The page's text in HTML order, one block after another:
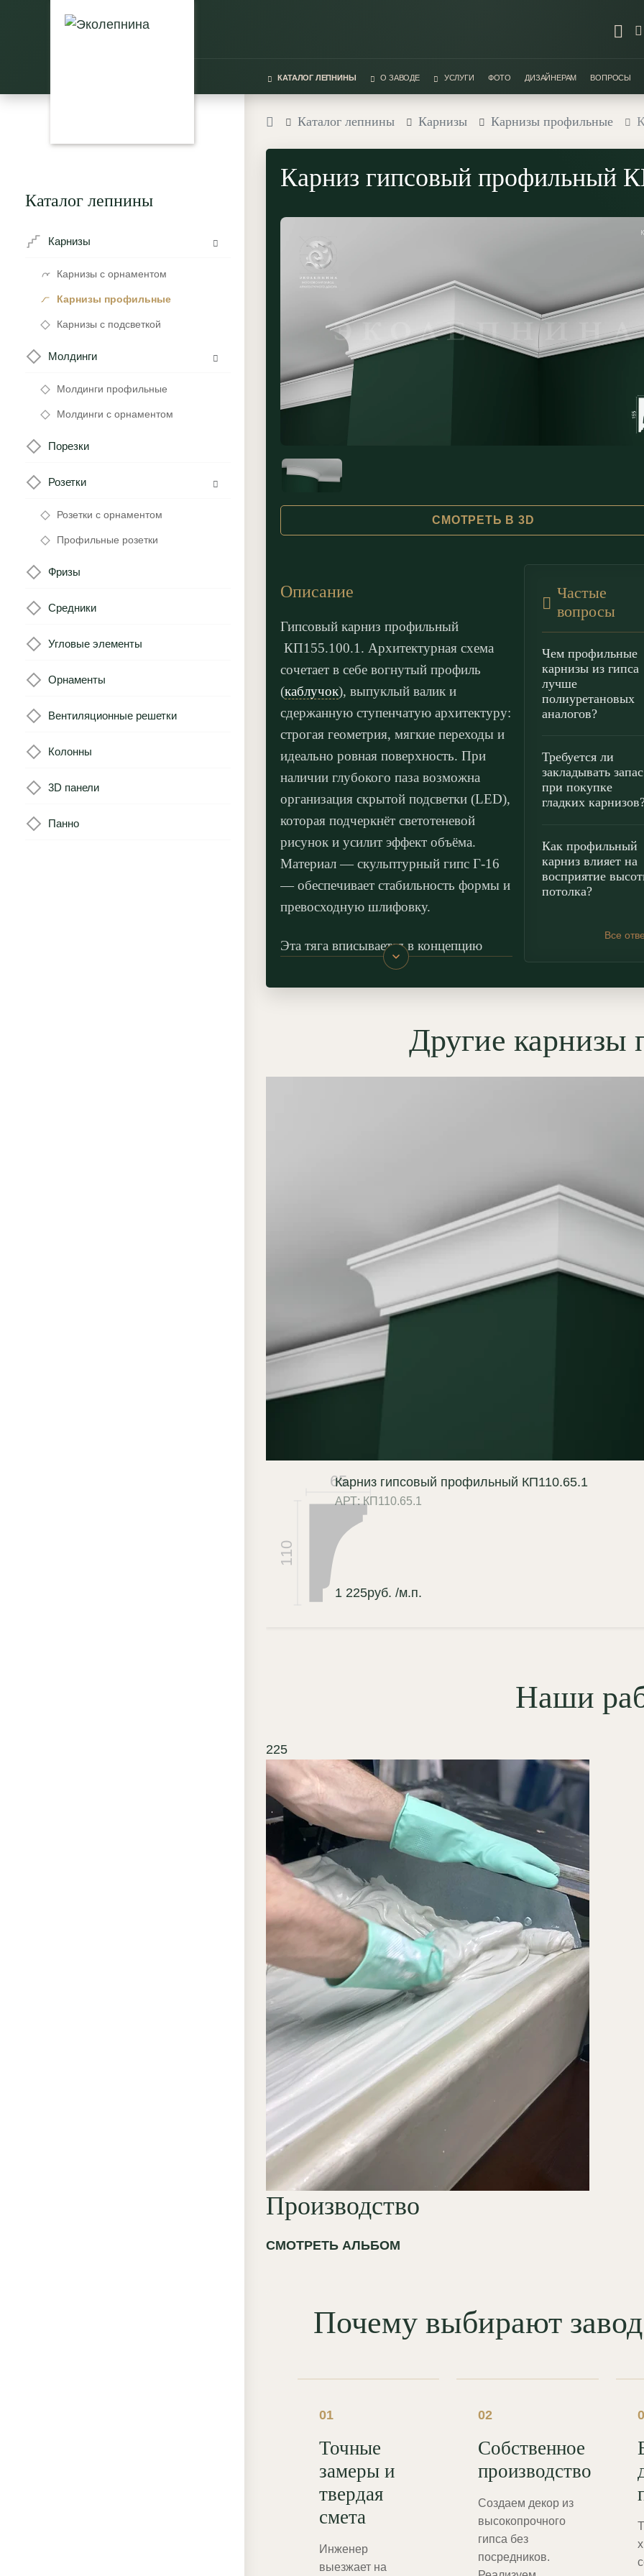
КАТАЛОГ ЛЕПНИНЫ О ЗАВОДЕ УСЛУГИ ФОТО ДИЗАЙНЕРАМ ВОПРОСЫ
Каталог лепнины
Карнизы
Карнизы с орнаментом
Карнизы профильные
Карнизы с подсветкой
Молдинги
Молдинги профильные
Молдинги с орнаментом
Порезки
Розетки
Розетки с орнаментом
Профильные розетки
Фризы
Средники
Угловые элементы
Орнаменты
Вентиляционные решетки
Колонны
3D панели
Панно
Каталог лепнины Карнизы Карнизы профильные
Карниз гипсовый профильный
СМОТРЕТЬ В 3D
Описание
Гипсовый карниз профильный
КП155.100.1. Архитектурная схема
сочетает в себе вогнутый профиль
(каблучок), выпуклый валик и
сдержанную ступенчатую архитектуру:
строгая геометрия, мягкие переходы и
идеально ровная поверхность. При
наличии глубокого паза возможна
организация скрытой подсветки (LED),
которая подчеркнёт светотеневой
рисунок и усилит эффект объёма.
Материал — скульптурный гипс Г-16
— обеспечивает стабильность формы и
превосходную шлифовку.
Эта тяга вписывается в концепцию
современной классики и подходит для
стилей:минимализм,хай-тек,лофт,
применяется для визуального
расширения пространства, визуального
увеличения высоты потолка,
«ЭКОЛЕПНИНА»
Идеальная гладкость:
безупречная поверхность без пор и
каверн благодаря гипсу Г-16;
Долговечность:
стыках (в отличие от полиуретана),
сохраняя геометрию
Экологичность:100% природный
негорючий материал (КМ0);
Универсальность:
окрашивается в цвет потолка или
стен для эффекта монолита.
сохранность геометрии профиля.
Частые
вопросы
Чем профильные
карнизы из гипса
лучше
полиуретановых
аналогов?
Требуется ли
закладывать запас
при покупке
гладких
Как профильный
карниз влияет на
восприятие
потолка?
Все
Другие карнизы
65
110
Карниз гипсовый профильный КП110.65.1
АРТ: КП110.65.1
1 225руб. /м.п.
Наши
225
Производство
СМОТРЕТЬ АЛЬБОМ
Почему выбирают
01
Точные
замеры и
твердая
смета
Инженер
выезжает на
02
Собственное
производство
Создаем декор из
высокопрочного
гипса без
посредников.